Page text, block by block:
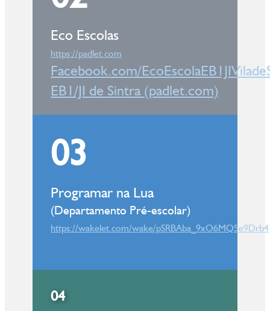
Eco Es​colas
https://padlet.com
Facebook.com/
EB1/JI de Sintra (padlet.com)
03
Programar na Lua
(Departamento Pré-escolar)
https://wakelet.com/wake/pSRBAba_9xO6MQ5e9Drb4
04